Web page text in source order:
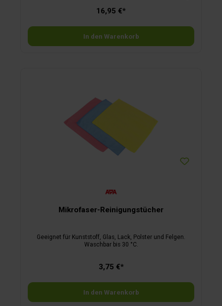
wasserverträglichen Böden – auch in Haushalten mit
(Herstellervorgaben beachten). Mit angenehmem
Frischeduft, von Tierärzten empfohlen.
16,95 €*
In den Warenkorb
Mikrofaser-Reinigungstücher
Geeignet für Kunststoff, Glas, Lack, Polster und Felgen.
Waschbar bis 30 °C.
3,75 €*
In den Warenkorb